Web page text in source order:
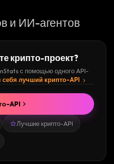
:
и ИИ-агентов
крипто-проект?
с помощью одного API-
себя лучший крипто-API
Лучшие крипто-API
API